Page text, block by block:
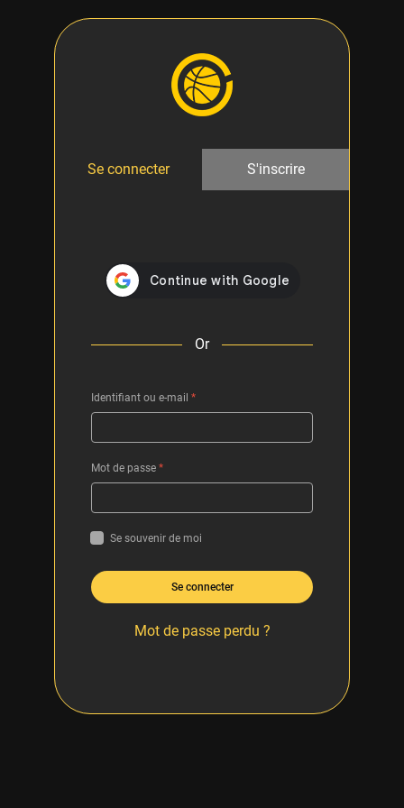
Se connecter S'inscrire
Or
Identifiant ou e-mail *
Mot de passe *
Se souvenir de moi
Se connecter
Mot de passe perdu ?